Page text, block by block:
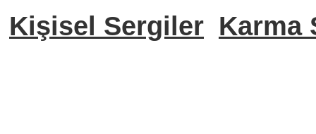
Kişisel Sergiler Karma